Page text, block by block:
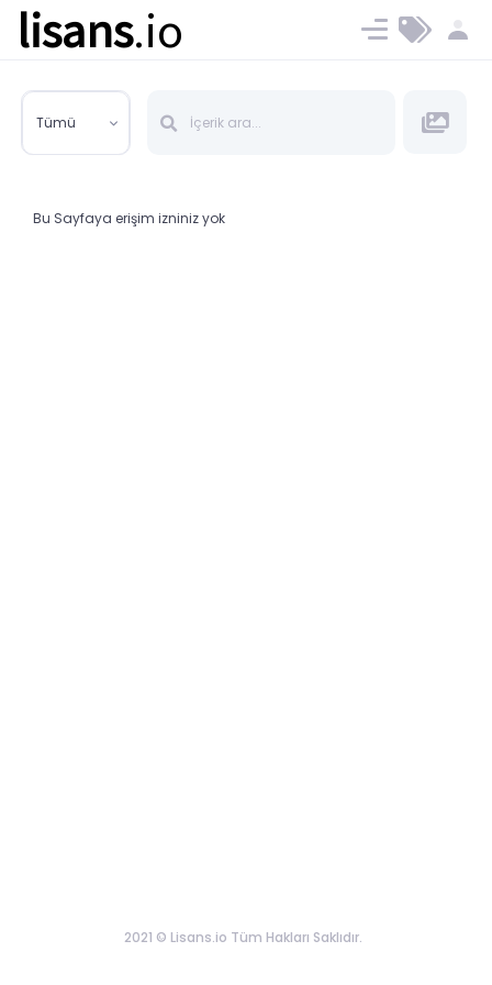
lisans.io Ücret ve Planlar
Tümü
Bu Sayfaya erişim izniniz yok
2021 © Lisans.io Tüm Hakları Saklıdır.